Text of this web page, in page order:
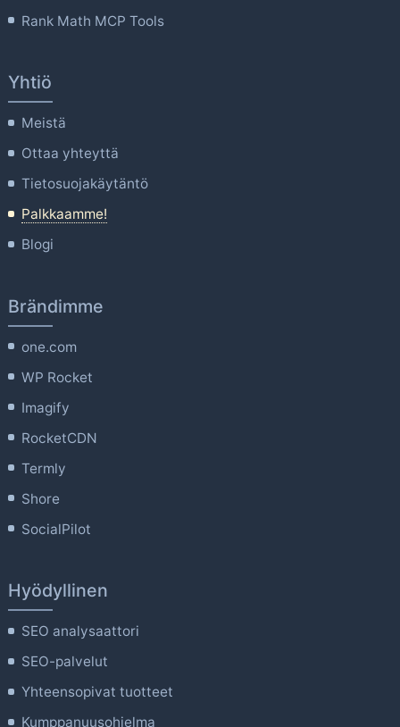
Rank Math MCP Tools
Yhtiö
Meistä
Ottaa yhteyttä
Tietosuojakäytäntö
Palkkaamme!
Blogi
Brändimme
one.com
WP Rocket
Imagify
RocketCDN
Termly
Shore
SocialPilot
Hyödyllinen
SEO analysaattori
SEO-palvelut
Yhteensopivat tuotteet
Kumppanuusohjelma